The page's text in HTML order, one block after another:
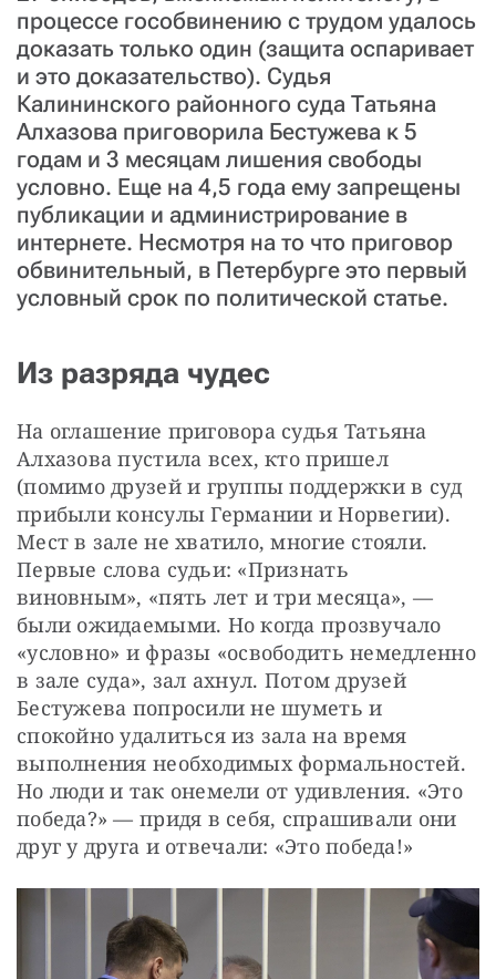
процессе гособвинению с трудом удалось
доказать только один (защита оспаривает
и это доказательство). Судья
Калининского районного суда Татьяна
Алхазова приговорила Бестужева к 5
годам и 3 месяцам лишения свободы
условно. Еще на 4,5 года ему запрещены
публикации и администрирование в
интернете. Несмотря на то что приговор
обвинительный, в Петербурге это первый
условный срок по политической статье.
Из разряда чудес
На оглашение приговора судья Татьяна
Алхазова пустила всех, кто пришел
(помимо друзей и группы поддержки в суд
прибыли консулы Германии и Норвегии).
Мест в зале не хватило, многие стояли.
Первые слова судьи: «Признать
виновным», «пять лет и три месяца», —
были ожидаемыми. Но когда прозвучало
«условно» и фразы «освободить немедленно
в зале суда», зал ахнул. Потом друзей
Бестужева попросили не шуметь и
спокойно удалиться из зала на время
выполнения необходимых формальностей.
Но люди и так онемели от удивления. «Это
победа?» — придя в себя, спрашивали они
друг у друга и отвечали: «Это победа!»